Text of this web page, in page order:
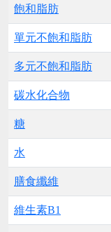
飽和脂肪
單元不飽和脂肪
多元不飽和脂肪
碳水化合物
糖
水
膳食纖維
維生素B1